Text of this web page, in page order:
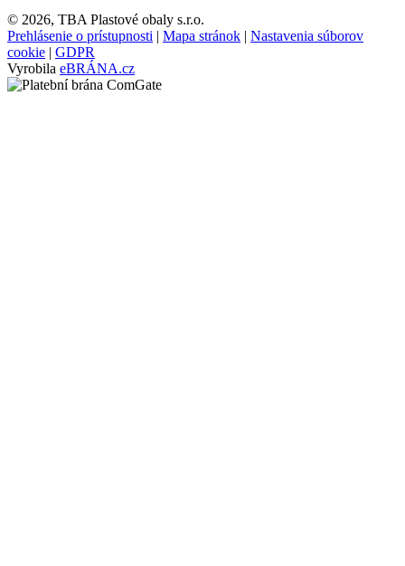
© 2026, TBA Plastové obaly s.r.o.
Prehlásenie o prístupnosti | Mapa stránok | Nastavenia súborov
cookie | GDPR
Vyrobila eBRÁNA.cz